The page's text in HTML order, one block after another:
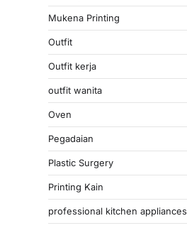
Mukena Printing
Outfit
Outfit kerja
outfit wanita
Oven
Pegadaian
Plastic Surgery
Printing Kain
professional kitchen appliances